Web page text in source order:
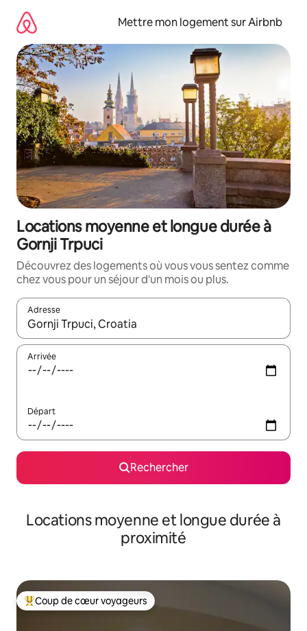
directement
contenu
Mettre mon logement sur Airbnb
Locations moyenne et longue durée à
Gornji Trpuci
Découvrez des logements où vous vous sentez comme
chez vous pour un séjour d'un mois ou plus.
Adresse
Lorsque les résultats s'affichent, utilisez les flèches vers le
Arrivée
Départ
Rechercher
Locations moyenne et longue durée à
proximité
Coups de cœur voyageurs les plus appréciés
Coup de cœur voyageurs